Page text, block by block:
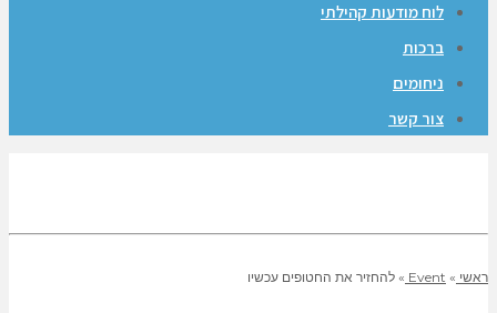
לוח מודעות קהילתי
ברכות
ניחומים
צור קשר
ראשי »
Event
» להחזיר את החטופים עכשיו